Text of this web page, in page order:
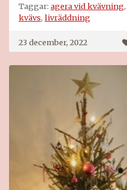
Taggar: agera vid kvävning,
kvävs, livräddning
23 december, 2022